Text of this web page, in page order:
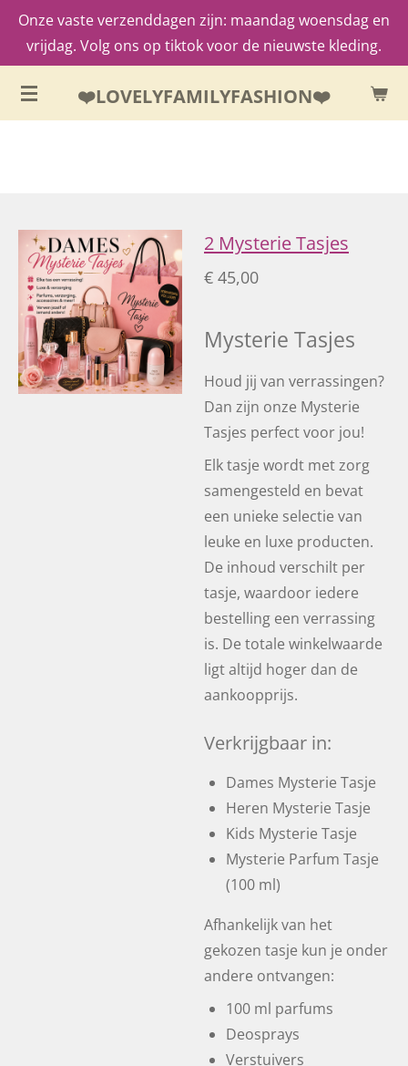
Ga
direct
de
hoofdinhoud
❤️LOVELYFAMILYFASHION❤️
Onze vaste verzenddagen zijn: maandag woensdag en
vrijdag. Volg ons op tiktok voor de nieuwste kleding.
2 Mysterie Tasjes
€ 45,00
Mysterie Tasjes
Houd jij van verrassingen?
Dan zijn onze Mysterie
Tasjes perfect voor jou!
Elk tasje wordt met zorg
samengesteld en bevat
een unieke selectie van
leuke en luxe producten.
De inhoud verschilt per
tasje, waardoor iedere
bestelling een verrassing
is. De totale winkelwaarde
ligt altijd hoger dan de
aankoopprijs.
Verkrijgbaar in:
Dames Mysterie Tasje
Heren Mysterie Tasje
Kids Mysterie Tasje
Mysterie Parfum Tasje
(100 ml)
Afhankelijk van het
gekozen tasje kun je onder
andere ontvangen:
100 ml parfums
Deosprays
Verstuivers